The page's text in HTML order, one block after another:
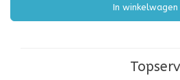
In winkelwagen